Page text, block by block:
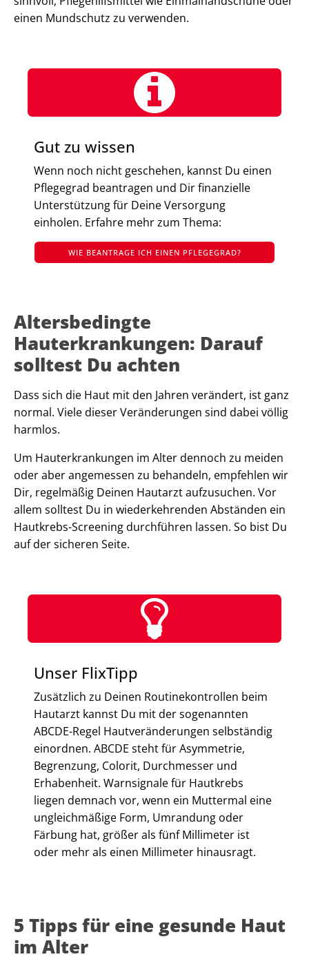
einen Mundschutz zu verwenden.
Gut zu wissen
Wenn noch nicht geschehen, kannst Du einen
Pflegegrad beantragen und Dir finanzielle
Unterstützung für Deine Versorgung
einholen. Erfahre mehr zum Thema:
WIE BEANTRAGE ICH EINEN PFLEGEGRAD?
Altersbedingte
Hauterkrankungen: Darauf
solltest Du achten
Dass sich die Haut mit den Jahren verändert, ist ganz
normal. Viele dieser Veränderungen sind dabei völlig
harmlos.
Um Hauterkrankungen im Alter dennoch zu meiden
oder aber angemessen zu behandeln, empfehlen wir
Dir, regelmäßig Deinen Hautarzt aufzusuchen. Vor
allem solltest Du in wiederkehrenden Abständen ein
Hautkrebs-Screening durchführen lassen. So bist Du
auf der sicheren Seite.
Unser FlixTipp
Zusätzlich zu Deinen Routinekontrollen beim
Hautarzt kannst Du mit der sogenannten
ABCDE-Regel Hautveränderungen selbständig
einordnen. ABCDE steht für Asymmetrie,
Begrenzung, Colorit, Durchmesser und
Erhabenheit. Warnsignale für Hautkrebs
liegen demnach vor, wenn ein Muttermal eine
ungleichmäßige Form, Umrandung oder
Färbung hat, größer als fünf Millimeter ist
oder mehr als einen Millimeter hinausragt.
5 Tipps für eine gesunde Haut
im Alter